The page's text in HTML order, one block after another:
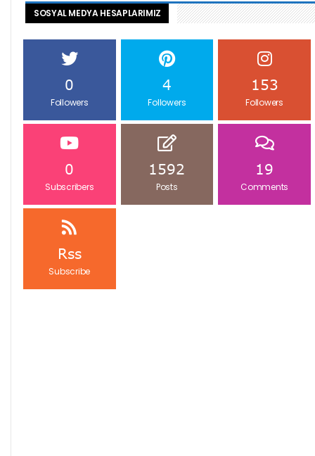
SOSYAL MEDYA HESAPLARIMIZ
0
Followers
4
Followers
153
Followers
0
Subscribers
1592
Posts
19
Comments
Rss
Subscribe